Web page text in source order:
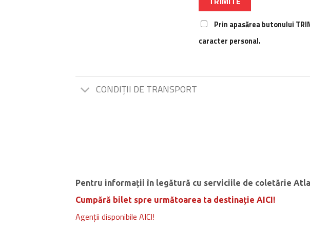
Prin apasărea butonului
caracter personal.
CONDIȚII DE TRANSPORT
Pentru informații în legătură cu serviciile de coletărie
Cumpără bilet spre următoarea ta destinație AICI!
Agenții disponibile AICI!